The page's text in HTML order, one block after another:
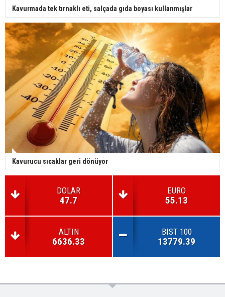
Kavurmada tek tırnaklı eti, salçada gıda boyası kullanmışlar
Kavurucu sıcaklar geri dönüyor
DOLAR
47.7
EURO
55.13
ALTIN
6636.33
BIST 100
13779.39